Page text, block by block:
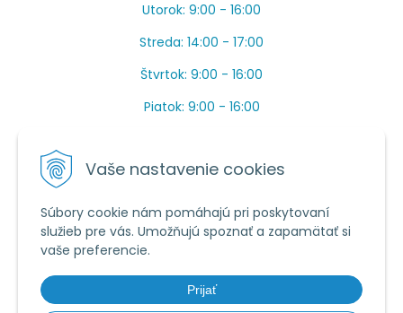
Vaše nastavenie cookies
Súbory cookie nám pomáhajú pri poskytovaní
služieb pre vás. Umožňujú spoznať a zapamätať si
vaše preferencie.
Prijať
Utorok: 9:00 - 16:00
Streda: 14:00 - 17:00
Štvrtok: 9:00 - 16:00
Piatok: 9:00 - 16:00
Máme toho veľa v sezóne, ak sa nedovoláte, píšte
prosím mail.
Tel.:034 / 20 20 444
E-mail:objednavky@vcelieule-bozik.sk